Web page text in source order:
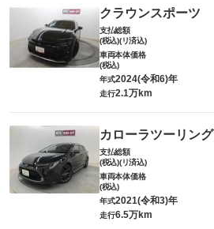
クラウンスポーツ
支払総額
(税込)(リ済込)
車両本体価格
(税込)
年式2024(令和6)年
走行2.1万km
カローラツーリング
支払総額
(税込)(リ済込)
車両本体価格
(税込)
年式2021(令和3)年
走行6.5万km